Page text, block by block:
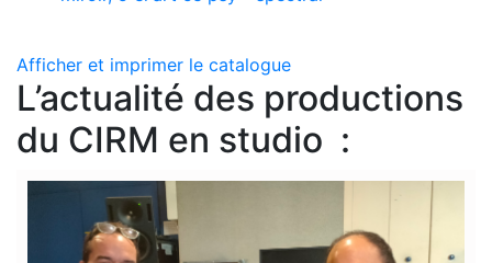
Afficher et imprimer le catalogue
L’actualité des productions
du CIRM en studio :